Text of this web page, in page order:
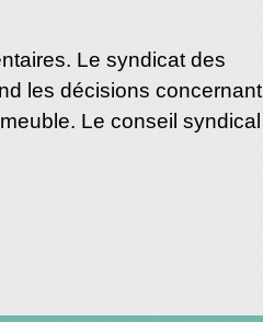
Le syndicat des
les décisions concernant
Le conseil syndical